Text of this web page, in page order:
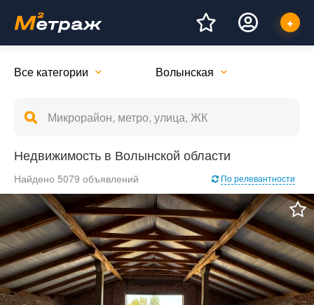
Все категории Волынская
Недвижимость в Волынской области
Найдено 5079 объявлений По релевантности